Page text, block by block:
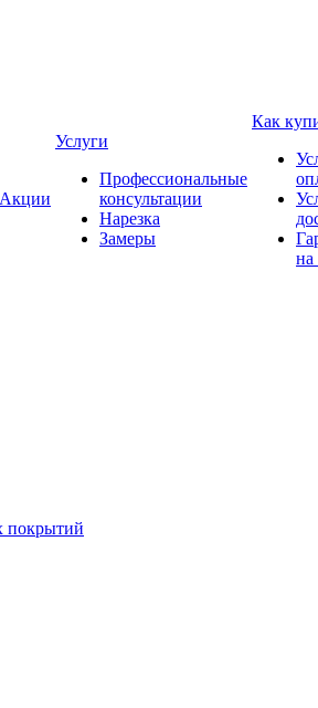
Акции
Услуги
Профессиональные
консультации
Нарезка
Замеры
Как
на